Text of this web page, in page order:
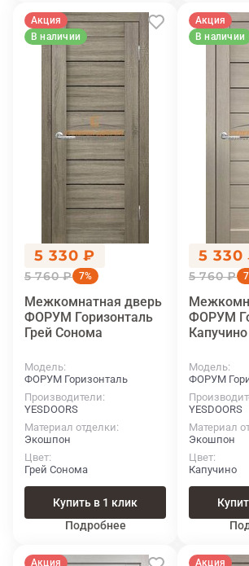
Акция
В наличии
5 330 ₽
5 760 ₽ 7%
Межкомнатная дверь
ФОРУМ Горизонталь
Грей Сонома
Модель
ФОРУМ Горизонталь
Производители
YESDOORS
Материал отделки
Экошпон
Цвет
Грей Сонома
Купить в 1 клик
Подробнее
Акция
В наличии
5 330
5 760 ₽
ФОРУМ
Капучино
Модель
ФОРУМ
YESDOORS
Материал
Экошпон
Цвет
Капучино
Акция
Акция